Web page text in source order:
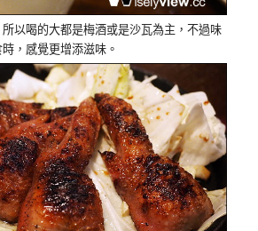
以喝的大都是梅酒或是沙瓦為主，不過味
，感覺更增添滋味。